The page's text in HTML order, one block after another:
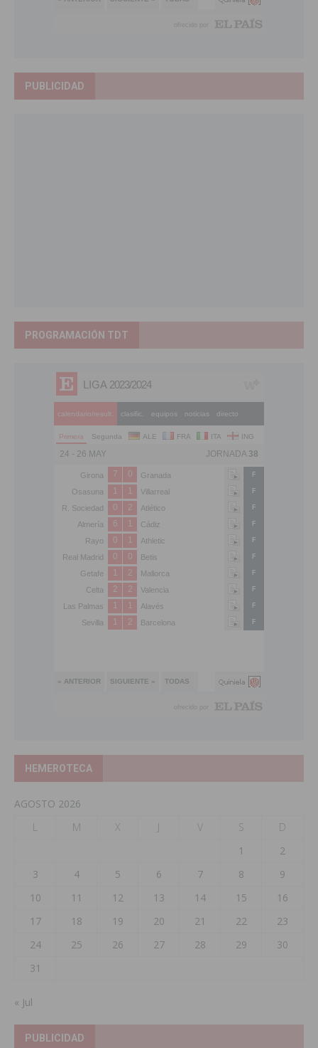
PUBLICIDAD
PROGRAMACIÓN TDT
HEMEROTECA
AGOSTO 2026
L
M X J V S
D
1
2
3
4 5 6 7 8
9
10
11 12 13 14 15
16
17
18 19 20 21 22
23
24
25 26 27 28 29
30
31
« Jul
PUBLICIDAD